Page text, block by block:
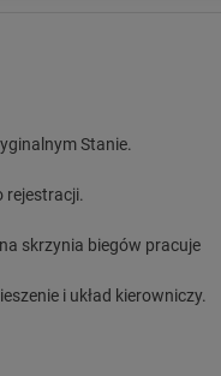
Stanie.
rejestracji.
skrzynia biegów pracuje
i układ kierowniczy.